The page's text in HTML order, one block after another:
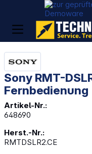
Sony RMT-
Fernbedienung
Artikel-Nr.:
648690
Herst.-Nr.:
RMTDSLR2.CE